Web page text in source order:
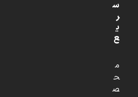
س
ر
ی
ع
م
ح
ص